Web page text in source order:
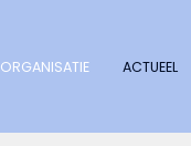
ORGANISATIE ACTUEEL